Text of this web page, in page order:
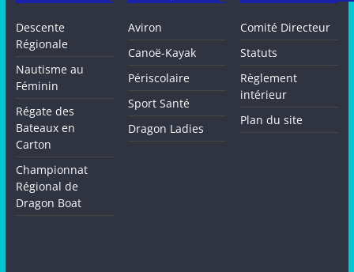
Descente
Régionale
Nautisme au
Féminin
Régate des
Bateaux en
Carton
Championnat
Régional de
Dragon Boat
Aviron
Canoë-Kayak
Périscolaire
Sport Santé
Dragon Ladies
Comité Directeur
Statuts
Règlement
intérieur
Plan du site